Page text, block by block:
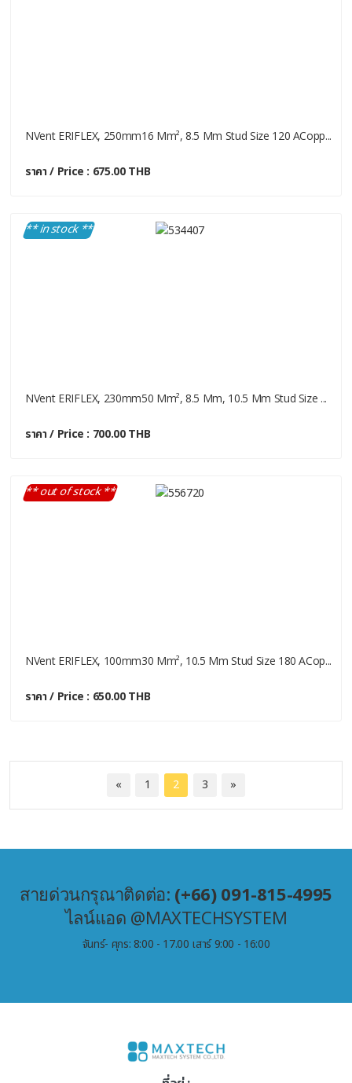
NVent ERIFLEX, 250mm16 Mm², 8.5 Mm Stud Size 120 ACopp...
ราคา / Price : 675.00 THB
** in stock **
NVent ERIFLEX, 230mm50 Mm², 8.5 Mm, 10.5 Mm Stud Size ...
ราคา / Price : 700.00 THB
** out of stock **
NVent ERIFLEX, 100mm30 Mm², 10.5 Mm Stud Size 180 ACop...
ราคา / Price : 650.00 THB
« 1 2 3 »
สายด่วนกรุณาติดต่อ: (+66) 091-815-4995
ไลน์แอด @MAXTECHSYSTEM
จันทร์- ศุกร: 8:00 - 17.00 เสาร์ 9:00 - 16:00